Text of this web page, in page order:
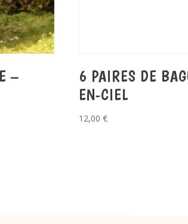
–
6 PAIRES DE
EN-CIEL
12,00€